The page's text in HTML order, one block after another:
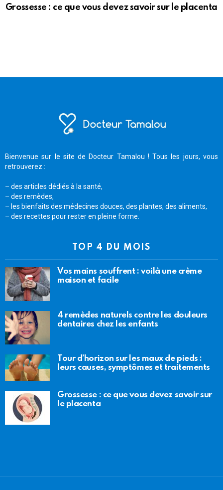
Grossesse : ce que vous devez savoir sur le placenta
Bienvenue sur le site de Docteur Tamalou ! Tous les jours, vous
retrouverez :
– des articles dédiés à la santé,
– des remèdes,
– les bienfaits des médecines douces, des plantes, des aliments,
– des recettes pour rester en pleine forme.
TOP 4 DU MOIS
Vos mains souffrent : voilà une crème
maison et facile
4 remèdes naturels contre les douleurs
dentaires chez les enfants
Tour d’horizon sur les maux de pieds :
leurs causes, symptômes et traitements
Grossesse : ce que vous devez savoir sur
le placenta